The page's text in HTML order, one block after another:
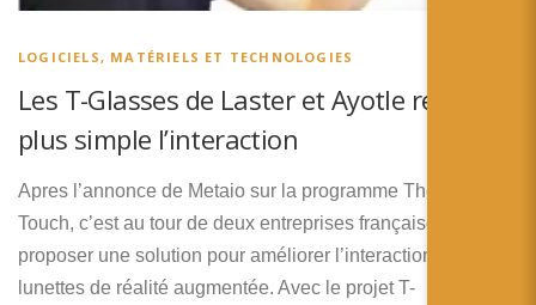
LOGICIELS, MATÉRIELS ET TECHNOLOGIES
Les T-Glasses de Laster et Ayotle rendent
plus simple l’interaction
Apres l’annonce de Metaio sur la programme Thermal
Touch, c’est au tour de deux entreprises françaises de
proposer une solution pour améliorer l’interaction des
lunettes de réalité augmentée. Avec le projet T-